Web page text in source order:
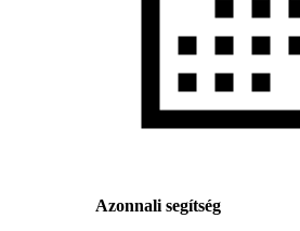
Azonnali segítség